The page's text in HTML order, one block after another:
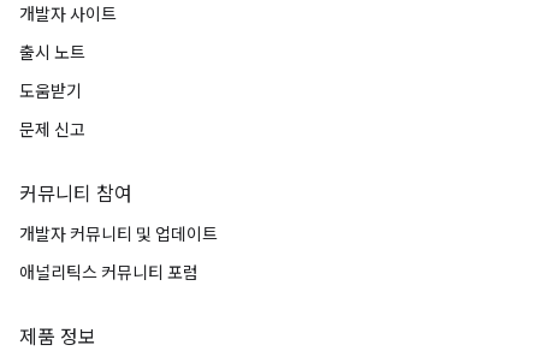
개발자 사이트
출시 노트
도움받기
문제 신고
커뮤니티 참여
개발자 커뮤니티 및 업데이트
애널리틱스 커뮤니티 포럼
제품 정보